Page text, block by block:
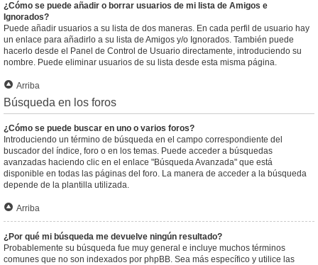
¿Cómo se puede añadir o borrar usuarios de mi lista de Amigos e
Ignorados?
Puede añadir usuarios a su lista de dos maneras. En cada perfil de usuario hay
un enlace para añadirlo a su lista de Amigos y/o Ignorados. También puede
hacerlo desde el Panel de Control de Usuario directamente, introduciendo su
nombre. Puede eliminar usuarios de su lista desde esta misma página.
Arriba
Búsqueda en los foros
¿Cómo se puede buscar en uno o varios foros?
Introduciendo un término de búsqueda en el campo correspondiente del
buscador del índice, foro o en los temas. Puede acceder a búsquedas
avanzadas haciendo clic en el enlace "Búsqueda Avanzada" que está
disponible en todas las páginas del foro. La manera de acceder a la búsqueda
depende de la plantilla utilizada.
Arriba
¿Por qué mi búsqueda me devuelve ningún resultado?
Probablemente su búsqueda fue muy general e incluye muchos términos
comunes que no son indexados por phpBB. Sea más específico y utilice las